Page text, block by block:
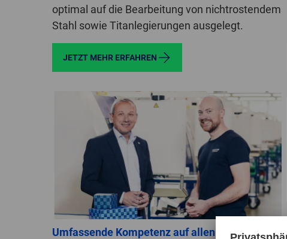
optimal auf die Bearbeitung von nichtrostendem
Stahl sowie Titanlegierungen ausgelegt.
JETZT MEHR ERFAHREN
Umfassende Kompetenz auf allen Ebenen